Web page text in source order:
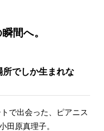
間へ。
でしか生まれな
で出会った、ピアニス
田原真理子。